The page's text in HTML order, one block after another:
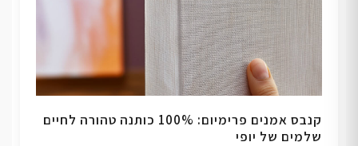
קנבס אמנים פרימיום: 100% כותנה טהורה לחיים
שלמים של יופי